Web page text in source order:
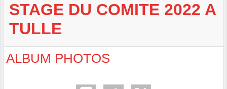
STAGE DU COMITE 2022 A
TULLE
ALBUM PHOTOS